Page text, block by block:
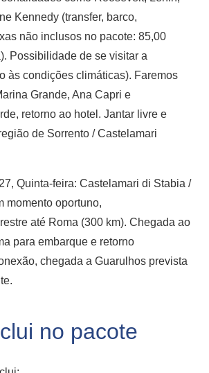
Kennedy (transfer, barco,
não inclusos no pacote: 85,00
Possibilidade de se visitar a
às condições climáticas). Faremos
Grande, Ana Capri e
retorno ao hotel. Jantar livre e
de Sorrento / Castelamari
Quinta-feira: Castelamari di Stabia /
momento oportuno,
até Roma (300 km). Chegada ao
para embarque e retorno
chegada a Guarulhos prevista
no pacote